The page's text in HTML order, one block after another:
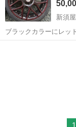
新須
ブラックカラーにレッ
タイヤ・ホイール4本セットです。 完全な黒
1